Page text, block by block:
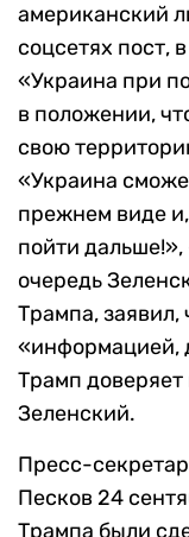
американский
соцсетях пост,
«Украина при
в положении,
свою
«Украина
прежнем виде
пойти
очередь
Трампа, заявил,
«информацией,
Трамп
Зеленский.
Пресс-
Песков 24
Трампа были